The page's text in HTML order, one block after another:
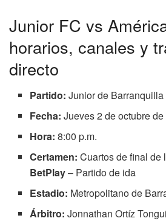
Junior FC vs
horarios, canales y
directo
Partido: Junior de
Fecha: Jueves 2 de octubre
Hora: 8:00 p.m.
Certamen: Cuartos de final de
BetPlay– Partido de ida
Estadio: Metropolitano de
Árbitro: Jonnathan Ortíz